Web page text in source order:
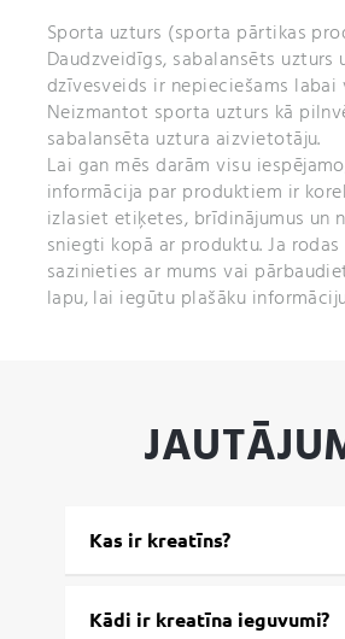
Sporta uzturs (sporta pārtikas
Daudzveidīgs, sabalansēts uzturs
dzīvesveids ir nepieciešams labai
Neizmantot sporta uzturs kā
sabalansēta uztura aizvietotāju.
Lai gan mēs darām visu
informācija par produktiem ir
izlasiet etiķetes, brīdinājumus un
sniegti kopā ar produktu. Ja
sazinieties ar mums vai
lapu, lai iegūtu plašāku
Kas ir kreatīns?
Kādi ir kreatīna ieguvumi?